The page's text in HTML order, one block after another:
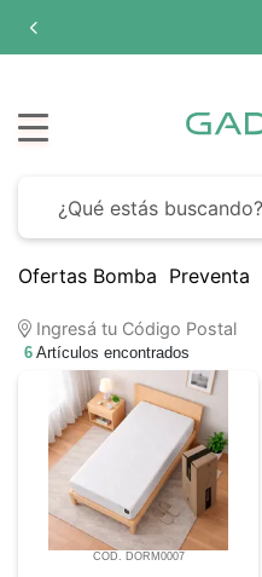
Ofertas Bomba Preventa
Ingresá tu Código Postal
6 Artículos encontrados
COD. DORM0007